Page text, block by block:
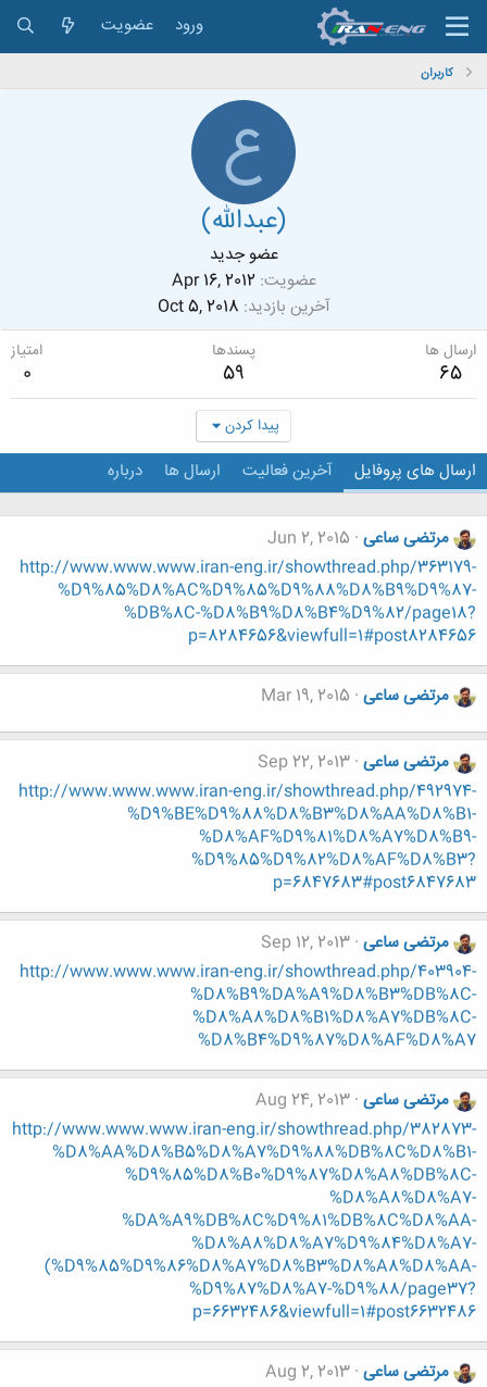
ورود عضویت
کاربران
ع
(عبدالله)
عضو جدید
عضویت Apr 16, 2012
آخرین بازدید Oct 5, 2018
ارسال ها
65
پسندها
59
امتیاز
0
پیدا کردن
ارسال های پروفایل آخرین فعالیت ارسال ها درباره
مرتضی ساعی Jun 2, 2015
http://www.www.www.iran-eng.ir/showthread.php/363179-
%D9%85%D8%AC%D9%85%D9%88%D8%B9%D9%87-
%DB%8C-%D8%B9%D8%B4%D9%82/page18?
p=8284656&viewfull=1#post8284656
مرتضی ساعی Mar 19, 2015
مرتضی ساعی Sep 22, 2013
http://www.www.www.iran-eng.ir/showthread.php/492974-
%D9%BE%D9%88%D8%B3%D8%AA%D8%B1-
%D8%AF%D9%81%D8%A7%D8%B9-
%D9%85%D9%82%D8%AF%D8%B3?
p=6847683#post6847683
مرتضی ساعی Sep 12, 2013
http://www.www.www.iran-eng.ir/showthread.php/403904-
%D8%B9%DA%A9%D8%B3%DB%8C-
%D8%A8%D8%B1%D8%A7%DB%8C-
%D8%B4%D9%87%D8%AF%D8%A7
مرتضی ساعی Aug 24, 2013
http://www.www.www.iran-eng.ir/showthread.php/382873-
%D8%AA%D8%B5%D8%A7%D9%88%DB%8C%D8%B1-
%D9%85%D8%B0%D9%87%D8%A8%DB%8C-
%D8%A8%D8%A7-
%DA%A9%DB%8C%D9%81%DB%8C%D8%AA-
%D8%A8%D8%A7%D9%84%D8%A7-
(%D9%85%D9%86%D8%A7%D8%B3%D8%A8%D8%AA-
%D9%87%D8%A7-%D9%88/page37?
p=6632486&viewfull=1#post6632486
مرتضی ساعی Aug 2, 2013